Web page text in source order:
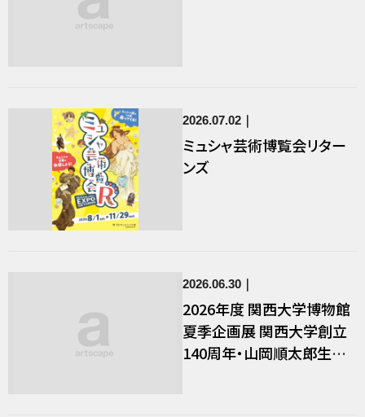
2026.07.02
ミュシャ芸術博覧会リター
ンズ
2026.06.30
2026年度 関西大学博物館
夏季企画展 関西大学創立
140周年・山岡順太郎生誕